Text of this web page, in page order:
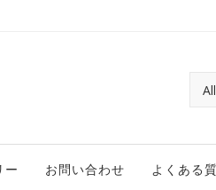
ー お問い合わせ よくある